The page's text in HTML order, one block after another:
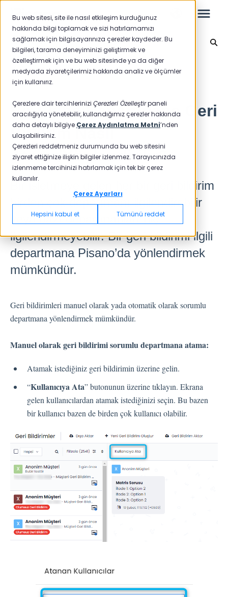
Bu web sitesi, site ile nasıl etkileşim kurduğunuz
hakkında bilgi toplamak ve sizi hatırlamamızı
sağlamak için bilgisayarınıza çerezler kaydeder. Bu
bilgileri, tarama deneyiminizi geliştirmek ve
özelleştirmek için ve bu web sitesinde ya da diğer
medyada ziyaretçilerimiz hakkında analiz ve ölçümler
için kullanırız.
Çerezlere dair tercihlerinizi Çerezleri Özelleştirpaneli
aracılığıyla yönetebilir, kullandığımız çerezler hakkında
daha detaylı bilgiye Çerez Aydınlatma Metni’nden
ulaşabilirsiniz.
Çerezleri reddetmeniz durumunda bu web sitesini
ziyaret ettiğinize ilişkin bilgiler izlenmez. Tarayıcınızda
izlenmeme tercihinizi hatırlamak için tek bir çerez
kullanılır.
Çerez Ayarları
Hepsini kabul et Tümünü reddet
Atama
Leo
Yeni Başlayanlar İçin
Raporlar
NPS
CSAT
Raporlama 2024
Geri Bildirimler
Spam
Dışarı Aktar
Atama
Soru Türleri
Soru Tipleri S.S.S
KVKK
Akış Sayfaları
Kanallar
Web Widget Kanalı
Ana sayfaya geri dön
Bir Ekibe/Departmana Geri
Bildirim Nasıl
Atanır/Yönlendirilir?
Bir işletmeye gelen her bir geri bildirim
birden çok departmanı ilgilendirebilir
veya bazı departmanları hiç
ilgilendirmeyebilir. Bir geri bildirimi ilgili
departmana Pisano’da yönlendirmek
mümkündür.
Geri bildirimleri manuel olarak yada otomatik olarak sorumlu
departmana yönlendirmek mümkündür.
Manuel olarak geri bildirimi sorumlu departmana atama:
Atamak istediğiniz geri bildirimin üzerine gelin.
“Kullanıcıya Ata” butonunun üzerine tıklayın. Ekrana
gelen kullanıcılardan atamak istediğinizi seçin. Bu bazen
bir kullanıcı bazen de birden çok kullanıcı olabilir.